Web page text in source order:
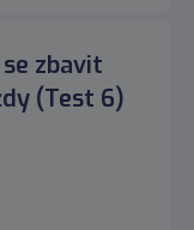
zbavit
(Test 6)